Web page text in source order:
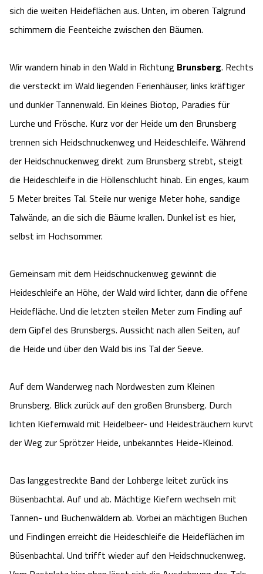
sich die weiten Heideflächen aus. Unten, im oberen Talgrund
schimmern die Feenteiche zwischen den Bäumen.
Wir wandern hinab in den Wald in Richtung Brunsberg. Rechts
die versteckt im Wald liegenden Ferienhäuser, links kräftiger
und dunkler Tannenwald. Ein kleines Biotop, Paradies für
Lurche und Frösche. Kurz vor der Heide um den Brunsberg
trennen sich Heidschnuckenweg und Heideschleife. Während
der Heidschnuckenweg direkt zum Brunsberg strebt, steigt
die Heideschleife in die Höllenschlucht hinab. Ein enges, kaum
5 Meter breites Tal. Steile nur wenige Meter hohe, sandige
Talwände, an die sich die Bäume krallen. Dunkel ist es hier,
selbst im Hochsommer.
Gemeinsam mit dem Heidschnuckenweg gewinnt die
Heideschleife an Höhe, der Wald wird lichter, dann die offene
Heidefläche. Und die letzten steilen Meter zum Findling auf
dem Gipfel des Brunsbergs. Aussicht nach allen Seiten, auf
die Heide und über den Wald bis ins Tal der Seeve.
Auf dem Wanderweg nach Nordwesten zum Kleinen
Brunsberg. Blick zurück auf den großen Brunsberg. Durch
lichten Kiefernwald mit Heidelbeer- und Heidesträuchern kurvt
der Weg zur Sprötzer Heide, unbekanntes Heide-Kleinod.
Das langgestreckte Band der Lohberge leitet zurück ins
Büsenbachtal. Auf und ab. Mächtige Kiefern wechseln mit
Tannen- und Buchenwäldern ab. Vorbei an mächtigen Buchen
und Findlingen erreicht die Heideschleife die Heideflächen im
Büsenbachtal. Und trifft wieder auf den Heidschnuckenweg.